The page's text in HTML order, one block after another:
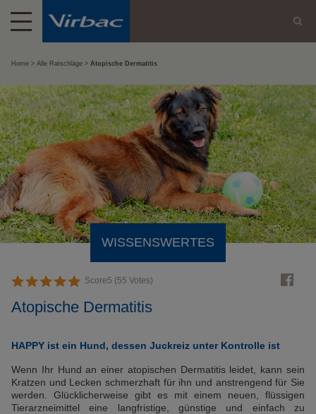
Home Alle Ratschläge Atopische Dermatitis
WISSENSWERTES
Score5 (55 Votes)
Atopische Dermatitis
HAPPY ist ein Hund, dessen Juckreiz unter Kontrolle ist
Wenn Ihr Hund an einer atopischen Dermatitis leidet, kann sein
Kratzen und Lecken schmerzhaft für ihn und anstrengend für Sie
werden. Glücklicherweise gibt es mit einem neuen, flüssigen
Tierarzneimittel eine langfristige, günstige und einfach zu